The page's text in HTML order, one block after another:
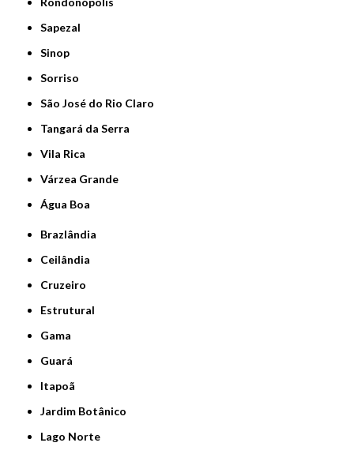
Sapezal
Sinop
Sorriso
São José do Rio Claro
Tangará da Serra
Vila Rica
Várzea Grande
Água Boa
Brazlândia
Ceilândia
Cruzeiro
Estrutural
Gama
Guará
Itapoã
Jardim Botânico
Lago Norte